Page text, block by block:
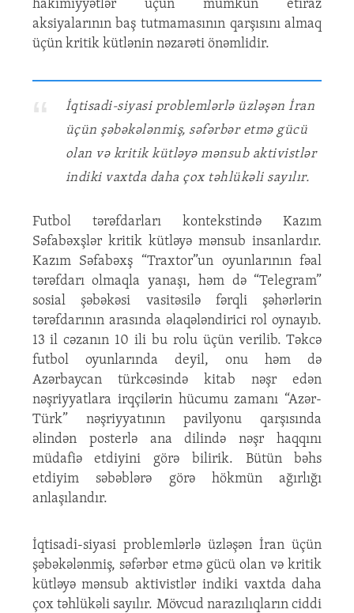
hakimiyyətlər üçün mümkün etiraz
aksiyalarının baş tutmamasının qarşısını almaq
üçün kritik kütlənin nəzarəti önəmlidir.
İqtisadi-siyasi problemlərlə üzləşən İran
üçün şəbəkələnmiş, səfərbər etmə gücü
olan və kritik kütləyə mənsub aktivistlər
indiki vaxtda daha çox təhlükəli sayılır.
Futbol tərəfdarları kontekstində Kazım
Səfabəxşlər kritik kütləyə mənsub insanlardır.
Kazım Səfabəxş “Traxtor”un oyunlarının fəal
tərəfdarı olmaqla yanaşı, həm də “Telegram”
sosial şəbəkəsi vasitəsilə fərqli şəhərlərin
tərəfdarının arasında əlaqələndirici rol oynayıb.
13 il cəzanın 10 ili bu rolu üçün verilib. Təkcə
futbol oyunlarında deyil, onu həm də
Azərbaycan türkcəsində kitab nəşr edən
nəşriyyatlara irqçilərin hücumu zamanı “Azər-
Türk” nəşriyyatının pavilyonu qarşısında
əlindən posterlə ana dilində nəşr haqqını
müdafiə etdiyini görə bilirik. Bütün bəhs
etdiyim səbəblərə görə hökmün ağırlığı
anlaşılandır.
İqtisadi-siyasi problemlərlə üzləşən İran üçün
şəbəkələnmiş, səfərbər etmə gücü olan və kritik
kütləyə mənsub aktivistlər indiki vaxtda daha
çox təhlükəli sayılır. Mövcud narazılıqların ciddi